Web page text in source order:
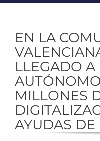
EN LA
LLEGADO A
MILLONES
AYUDAS